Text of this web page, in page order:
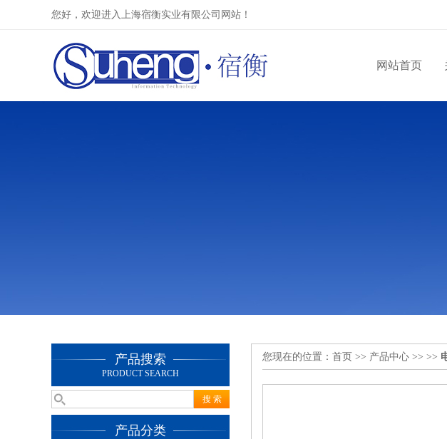
您好，欢迎进入上海宿衡实业有限公司网站！
网站首页
产品搜索
PRODUCT SEARCH
产品分类
您现在的位置： 首页 >> 产品中心 >> >>